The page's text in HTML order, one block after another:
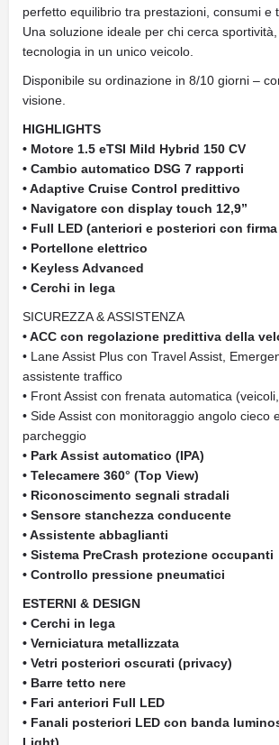
perfetto equilibrio tra prestazioni, consumi e
Una soluzione ideale per chi cerca
tecnologia in un unico veicolo.
Disponibile su ordinazione in 8/10 giorni –
visione.
HIGHLIGHTS
• Motore 1.5 eTSI Mild Hybrid 150 CV
• Cambio automatico DSG 7 rapporti
• Adaptive Cruise Control predittivo
• Navigatore con display touch 12,9”
• Full LED (anteriori e posteriori con
• Portellone elettrico
• Keyless Advanced
• Cerchi in lega
SICUREZZA & ASSISTENZA
• ACC con regolazione predittiva della
• Lane Assist Plus con Travel Assist,
assistente traffico
• Front Assist con frenata automatica
• Side Assist con monitoraggio angolo cieco
parcheggio
• Park Assist automatico (IPA)
• Telecamere 360° (Top View)
• Riconoscimento segnali stradali
• Sensore stanchezza conducente
• Assistente abbaglianti
• Sistema PreCrash protezione occupanti
• Controllo pressione pneumatici
ESTERNI & DESIGN
• Cerchi in lega
• Verniciatura metallizzata
• Vetri posteriori oscurati (privacy)
• Barre tetto nere
• Fari anteriori Full LED
• Fanali posteriori LED con banda